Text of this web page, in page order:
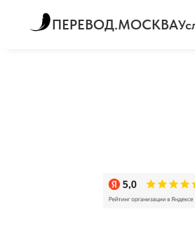
ПЕРЕВОД.МОСКВА